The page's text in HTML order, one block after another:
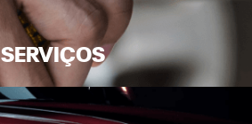
SERVIÇOS